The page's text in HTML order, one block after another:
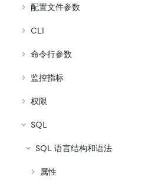
配置文件参数
CLI
命令行参数
监控指标
权限
SQL
SQL 语言结构和语法
属性